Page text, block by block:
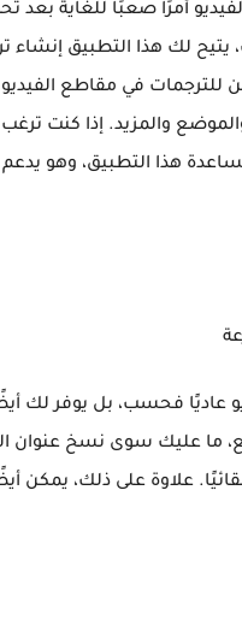
يتيح لك هذا التطبيق
للترجمات في مقاطع
والمزيد. إذا كنت
هذا التطبيق، وهو
عاديًا فحسب، بل يوفر لك
ما عليك سوى نسخ عنوان
علاوة على ذلك، يمكن